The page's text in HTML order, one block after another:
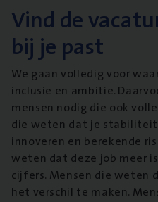
Vind de
bij je past
We gaan volledig voor
inclusie en ambitie.
mensen nodig die ook
die weten dat je
innoveren en berekende
weten dat deze job meer
cijfers. Mensen die weten
het verschil te maken.